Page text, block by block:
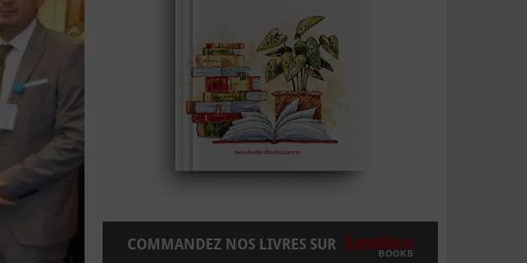
COMMANDEZ NOS LIVRES SUR